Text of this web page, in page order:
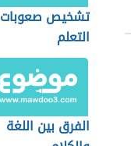
تشخيص صعوبات
التعلم
الفرق بين اللغة